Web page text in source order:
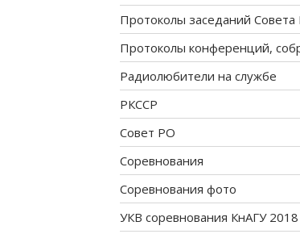
Протоколы заседаний
Протоколы конференций,
Радиолюбители на службе
РКССР
Совет РО
Соревнования
Соревнования фото
УКВ соревнования КнАГУ 2018